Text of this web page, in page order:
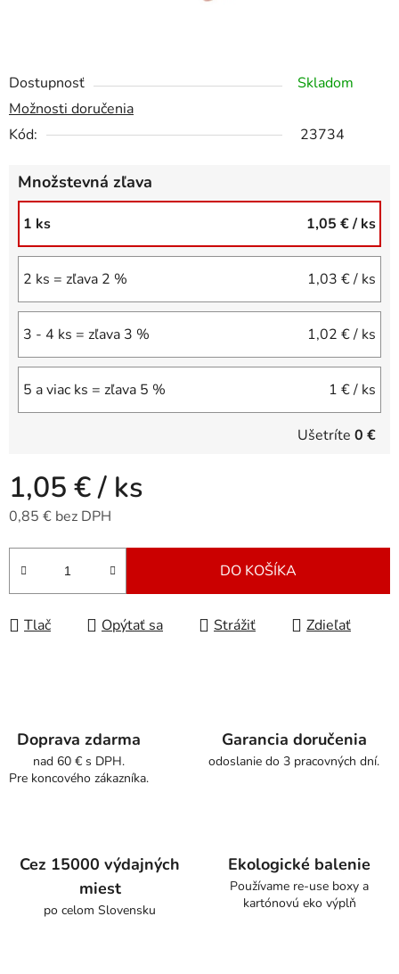
Dostupnosť
Skladom
Možnosti doručenia
Kód:
23734
Množstevná zľava
1 ks 1,05 €/ ks
2 ks = zľava 2 % 1,03 €/ ks
3 - 4 ks = zľava 3 % 1,02 €/ ks
5 a viac ks = zľava 5 % 1 €/ ks
Ušetríte 0 €
1,05 €/ ks
0,85 € bez DPH
Jednotková cena:
DO KOŠÍKA
Tlač Opýtať sa Strážiť Zdieľať
Doprava zdarma
nad 60 € s DPH.
Pre koncového zákazníka.
Garancia doručenia
odoslanie do 3 pracovných dní.
Cez 15000 výdajných
miest
po celom Slovensku
Ekologické balenie
Používame re-use boxy a
kartónovú eko výplň